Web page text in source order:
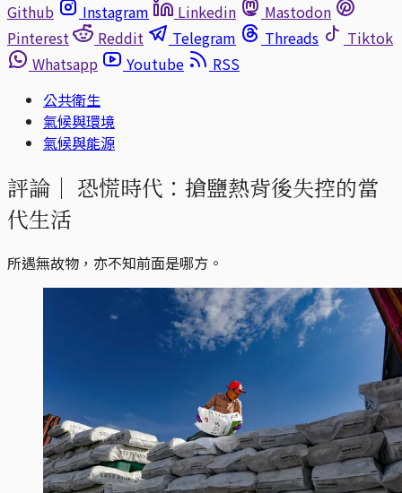
Github
Instagram Linkedin
Mastodon
Pinterest
Reddit Telegram Threads
Tiktok
Whatsapp
Youtube
RSS
公共衛生
氣候與環境
氣候與能源
評論｜ 恐慌時代：搶鹽熱背後失控的當
代生活
所遇無故物，亦不知前面是哪方。